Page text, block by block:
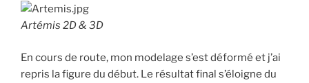
Artémis 2D & 3D
En cours de route, mon modelage s’est déformé et j’ai
repris la figure du début. Le résultat final s’éloigne du